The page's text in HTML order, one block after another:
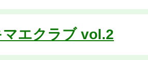
マエクラブ vol.2